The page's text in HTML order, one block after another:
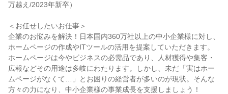
万越え/2023年新卒）
＜お任せしたいお仕事＞
企業のお悩みを解決！日本国内360万社以上の中小企業様に対し、
ホームページの作成やITツールの活用を提案していただきます。
ホームページは今やビジネスの必需品であり、人材獲得や集客・
広報などその用途は多岐にわたります。しかし、未だ「実はホー
ムページがなくて…」とお困りの経営者が多いのが現状。そんな
方々の力になり、中小企業様の事業成長を支援しましょう！